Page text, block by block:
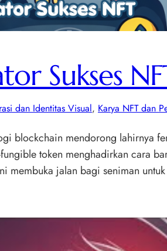
Sukses
dan Identitas Visual, Karya NFT dan
blockchain mendorong lahirnya
token menghadirkan cara
membuka jalan bagi seniman